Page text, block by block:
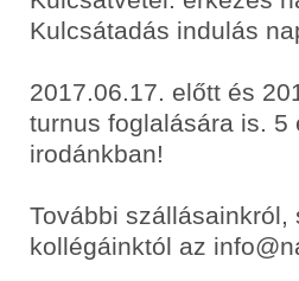
Kulcsátadás indulás
2017.06.17. előtt és
turnus foglalására is.
irodánkban!
További
kollégáinktól az